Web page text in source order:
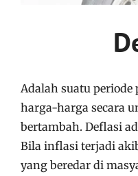
Adalah suatu
harga-harga secara
bertambah. Deflasi
Bila inflasi terjadi
yang beredar di